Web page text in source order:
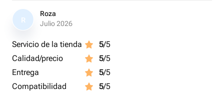
R
Roza
Julio 2026
Servicio de la tienda 5/5
Calidad/precio
5/5
Entrega
5/5
Compatibilidad
5/5